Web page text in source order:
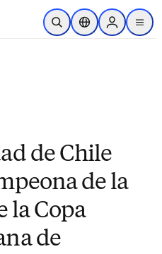
Saltar al contenido principal
Abrir búsqueda
Selector deSign in to
menu
de Chile
de la
la Copa
de